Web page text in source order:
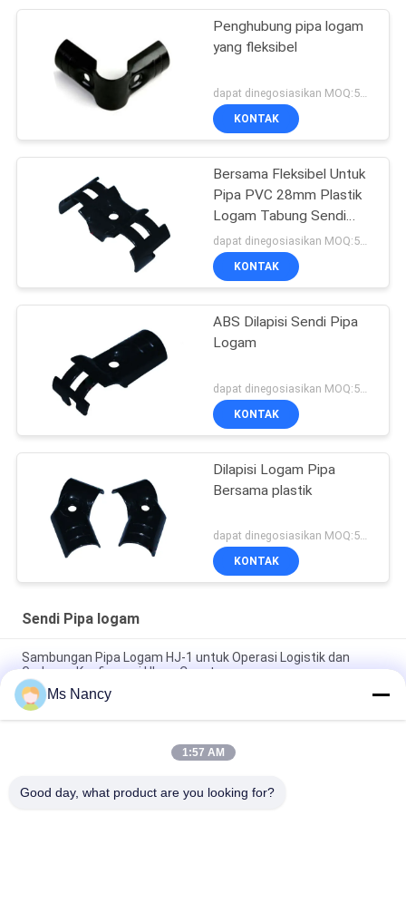
Penghubung pipa logam
yang fleksibel
dapat dinegosiasikan MOQ:500 Set
KONTAK
Bersama Fleksibel Untuk
Pipa PVC 28mm Plastik
Logam Tabung Sendi
Menghubungkan
Ramping Tabung
KONTAK
ABS Dilapisi Sendi Pipa
Logam
KONTAK
Dilapisi Logam Pipa
Bersama plastik
dapat dinegosiasikan MOQ:500 Set
KONTAK
Sendi Pipa logam
Sambungan Pipa Logam HJ-1 untuk Operasi Logistik dan
Gudang - Konfigurasi Ulang Cepat
Sistem Rak Pipa yang Menguntungkan - Sambungan Pipa
Logam HJ-1 untuk Proyek yang Sadar Anggaran
Solusi Lengkap Sistem Rak Pipa - Sambungan Pipa Logam HJ-
Ms Nancy
1:57 AM
Good day, what product are you looking for?